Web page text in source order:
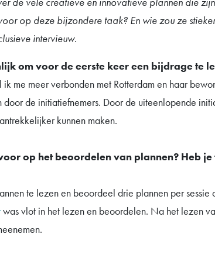
op deze bijzondere taak? En wie zou ze
intervieuw.
om voor de eerste keer een bijdrage te
me meer verbonden met Rotterdam en haar
door de initiatiefnemers. Door de uiteenlopende
kunnen maken.
op het beoordelen van plannen? Heb
te lezen en beoordeel drie plannen per sessie
was vlot in het lezen en beoordelen. Na het lezen